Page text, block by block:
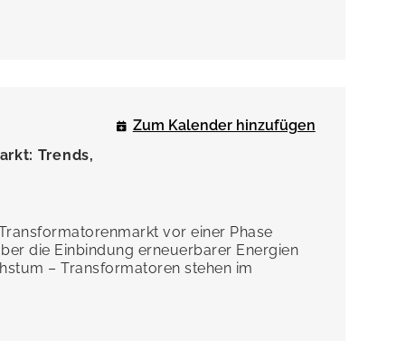
Trends,
Zum Kalender hinzufügen
vor einer Phase
die Einbindung erneuerbarer Energien
– Transformatoren stehen im